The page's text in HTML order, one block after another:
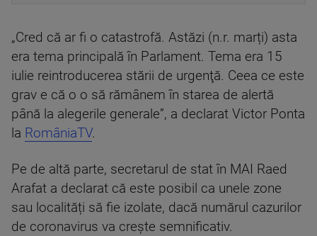
„Cred că ar fi o catastrofă. Astăzi (n.r. marți) asta
era tema principală în Parlament. Tema era 15
iulie reintroducerea stării de urgenţă. Ceea ce este
grav e că o o să rămânem în starea de alertă
până la alegerile generale”, a declarat Victor Ponta
la RomâniaTV.
Pe de altă parte, secretarul de stat în MAI Raed
Arafat a declarat că este posibil ca unele zone
sau localități să fie izolate, dacă numărul cazurilor
de coronavirus va crește semnificativ.